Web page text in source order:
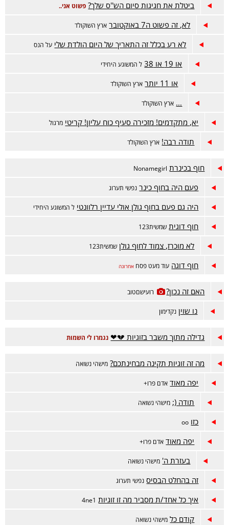
ביטלת את חגיגות סיום הש''ס שלך? פשוט אני..
לא, זה פשוט ה7 באוקטובר ארץ השוקולד
לא רע בכלל זה התאריך של היום הולדת שלי על הנס
או 19 או 38 ל המשוגע היחידי
או 11 יותר ארץ השוקולד
... ארץ השוקולד
יא, מתקדמים! מזכירה סעיף כוח עליון! קריטי מרגול
תודה רבה! ארץ השוקולד
חוף בכינרת Nonamegirl
פעם היה בחוף כינר נפשי תערוג
היה גם פעם בחוף גולן אולי עדיין רלוונטי ל המשוגע היחידי
חוף דוגית שמשית123
לא מוכרז, צמוד לחוף גולן שמשית123
חוף דוגה עוד מעט פסח אחרונה
האם זה נכון? רועישםטוב
נו שוין נקדימון
גדילה מתוך משבר בזוגיות 💔❤ נגמרו לי השמות
מה זה זוגיות תקינה מבחינתכם? מישהי נשואה
יפה מאוד אדם פרו+
תודה (; מישהי נשואה
כזו oo
יפה מאוד אדם פרו+
בעזרת ה' מישהי נשואה
זה בהחלט הבסיס נפשי תערוג
איך כל אחד/ת מסביר מה זו זוגיות 4ne1
קודם כל מישהי נשואה